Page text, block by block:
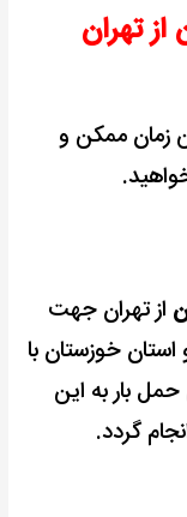
تهران
زمان ممکن و
از تهران جهت
خوزستان با
بار به این
گردد.